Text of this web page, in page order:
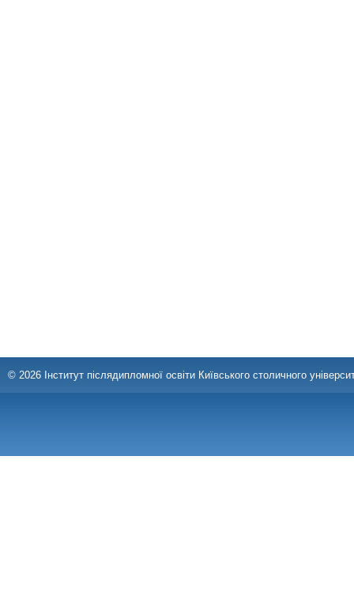
© 2026 Інститут післядипломної освіти Київського столичного